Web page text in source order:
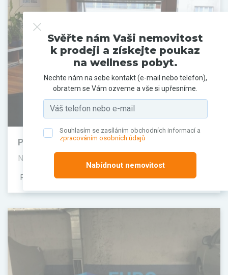
Pronájem komerčního prostoru, Kanceláře,
100 m²
Na Pankráci, Praha 4, Hlavní město Praha
PRONAJATO
Svěřte nám Vaši nemovitost
k prodeji a získejte poukaz
na wellness pobyt.
Nechte nám na sebe kontakt (e-mail nebo telefon),
obratem se Vám ozveme a vše si upřesníme.
Souhlasím se zasíláním obchodních informací a
zpracováním osobních údajů
Nabídnout nemovitost